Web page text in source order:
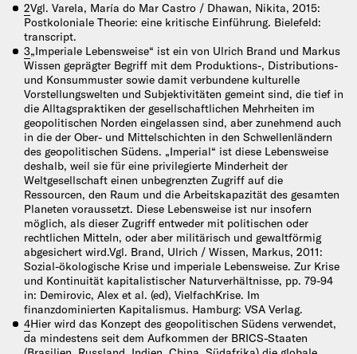
2Vgl. Varela, María do Mar Castro / Dhawan, Nikita, 2015:
Postkoloniale Theorie: eine kritische Einführung. Bielefeld:
transcript.
3„Imperiale Lebensweise“ ist ein von Ulrich Brand und Markus
Wissen geprägter Begriff mit dem Produktions-, Distributions-
und Konsummuster sowie damit verbundene kulturelle
Vorstellungswelten und Subjektivitäten gemeint sind, die tief in
die Alltagspraktiken der gesellschaftlichen Mehrheiten im
geopolitischen Norden eingelassen sind, aber zunehmend auch
in die der Ober- und Mittelschichten in den Schwellenländern
des geopolitischen Südens. „Imperial“ ist diese Lebensweise
deshalb, weil sie für eine privilegierte Minderheit der
Weltgesellschaft einen unbegrenzten Zugriff auf die
Ressourcen, den Raum und die Arbeitskapazität des gesamten
Planeten voraussetzt. Diese Lebensweise ist nur insofern
möglich, als dieser Zugriff entweder mit politischen oder
rechtlichen Mitteln, oder aber militärisch und gewaltförmig
abgesichert wird.Vgl. Brand, Ulrich / Wissen, Markus, 2011:
Sozial-ökologische Krise und imperiale Lebensweise. Zur Krise
und Kontinuität kapitalistischer Naturverhältnisse, pp. 79-94
in: Demirovic, Alex et al. (ed), VielfachKrise. Im
finanzdominierten Kapitalismus. Hamburg: VSA Verlag.
4Hier wird das Konzept des geopolitischen Südens verwendet,
da mindestens seit dem Aufkommen der BRICS-Staaten